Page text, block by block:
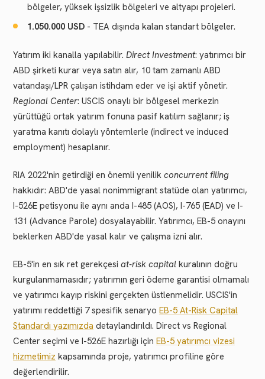
bölgeler, yüksek işsizlik bölgeleri ve altyapı projeleri.
1.050.000 USD - TEA dışında kalan standart bölgeler.
Yatırım iki kanalla yapılabilir. Direct Investment: yatırımcı bir
ABD şirketi kurar veya satın alır, 10 tam zamanlı ABD
vatandaşı/LPR çalışan istihdam eder ve işi aktif yönetir.
Regional Center: USCIS onaylı bir bölgesel merkezin
yürüttüğü ortak yatırım fonuna pasif katılım sağlanır; iş
yaratma kanıtı dolaylı yöntemlerle (indirect ve induced
employment) hesaplanır.
RIA 2022'nin getirdiği en önemli yenilik concurrent filing
hakkıdır: ABD'de yasal nonimmigrant statüde olan yatırımcı,
I-526E petisyonu ile aynı anda I-485 (AOS), I-765 (EAD) ve I-
131 (Advance Parole) dosyalayabilir. Yatırımcı, EB-5 onayını
beklerken ABD'de yasal kalır ve çalışma izni alır.
EB-5'in en sık ret gerekçesi at-risk capital kuralının doğru
kurgulanmamasıdır; yatırımın geri ödeme garantisi olmamalı
ve yatırımcı kayıp riskini gerçekten üstlenmelidir. USCIS'in
yatırımı reddettiği 7 spesifik senaryo EB-5 At-Risk Capital
Standardı yazımızda detaylandırıldı. Direct vs Regional
Center seçimi ve I-526E hazırlığı için EB-5 yatırımcı vizesi
hizmetimiz kapsamında proje, yatırımcı profiline göre
değerlendirilir.